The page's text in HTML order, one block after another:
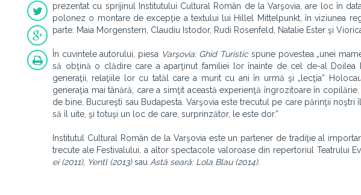
prezentat cu sprijinul Institutului Cultural Român de la Varşovia, are loc în
polonez o montare de excepţie a textului lui Hillel Mittelpunkt, în viziunea
parte: Maia Morgenstern, Claudiu Istodor, Rudi Rosenfeld, Natalie Ester şi
În cuvintele autorului, piesa Varşovia: Ghid Turisticspune povestea „unei
să obţină o clădire care a aparţinut familiei lor înainte de cel de-al
generaţii, relaţiile lor cu tatăl care a murit cu ani în urmă şi „lecţia”
generaţia mai tânără, care a simţit această experienţă îngrozitoare în
de bine, Bucureşti sau Budapesta. Varşovia este trecutul pe care părinţii
să îl uite, şi totuşi un loc de care, surprinzător, le este dor.”
Institutul Cultural Român de la Varşovia este un partener de tradiţie al
trecute ale Festivalului, a altor spectacole valoroase din repertoriul Teatrului
ei (2011), Yentl (2013)sau Astă seară: Lola Blau (2014).